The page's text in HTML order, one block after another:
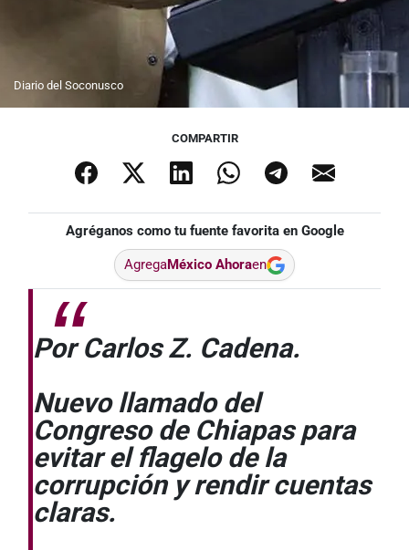
Diario del Soconusco
COMPARTIR
Agréganos como tu fuente favorita en Google
AgregaMéxico Ahoraen
Por Carlos Z. Cadena.
Nuevo llamado del
Congreso de Chiapas para
evitar el flagelo de la
corrupción y rendir cuentas
claras.